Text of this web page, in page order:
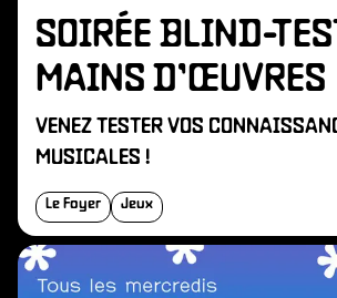
SOIRÉE BLIND-
MAINS D’ŒUVRES
VENEZ TESTER VOS
MUSICALES !
Le Foyer Jeux